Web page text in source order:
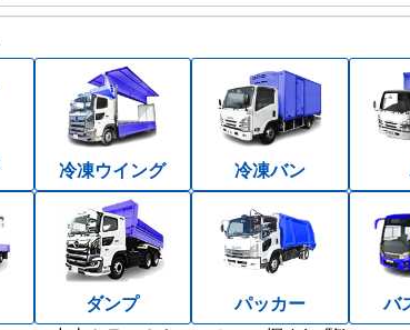
冷凍ウイング 冷凍バン
ダンプ パッカー バ